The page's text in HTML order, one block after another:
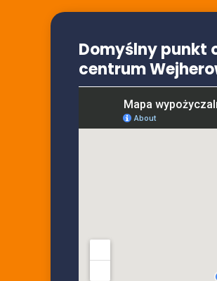
Domyślny punkt
centrum